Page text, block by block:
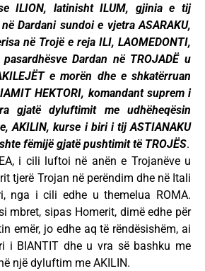
ILION, latinisht ILUM, gjinia e tij
Dardani sundoi e vjetra ASARAKU,
në Trojë e reja ILI, LAOMEDONTI,
Dardan në TROJADË u
e morën dhe e shkatërruan
HEKTORI, komandant suprem i
gjatë dyluftimit me udhëheqësin
AKILIN, kurse i biri i tij ASTIANAKU
fëmijë gjatë pushtimit të TROJËS.
i cili luftoi në anën e Trojanëve u
tjerë Trojan në perëndim dhe në Itali
nga i cili edhe u themelua ROMA.
mbret, sipas Homerit, dimë edhe për
emër, jo edhe aq të rëndësishëm, ai
i BIANTIT dhe u vra së bashku me
një dyluftim me AKILIN.